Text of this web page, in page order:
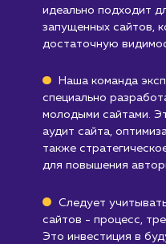
Брендам, не
Если ваш
продажах, то
релевантна.
Узнать